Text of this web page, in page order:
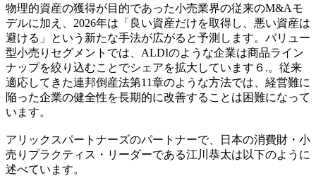
物理的資産の獲得が目的であった小売業界の従来のM&Aモ
デルに加え、2026年は「良い資産だけを取得し、悪い資産は
避ける」という新たな手法が広がると予測します。バリュー
型小売りセグメントでは、ALDIのような企業は商品ライン
ナップを絞り込むことでシェアを拡大しています６.。従来
適応してきた連邦倒産法第11章のような方法では、経営難に
陥った企業の健全性を長期的に改善することは困難になって
います。
アリックスパートナーズのパートナーで、日本の消費財・小
売りプラクティス・リーダーである江川恭太は以下のように
述べています。